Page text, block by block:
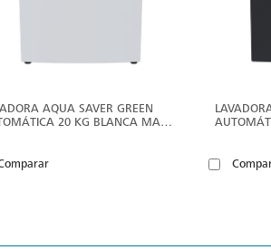
AQUA SAVER GREEN
20 KG BLANCA MABE